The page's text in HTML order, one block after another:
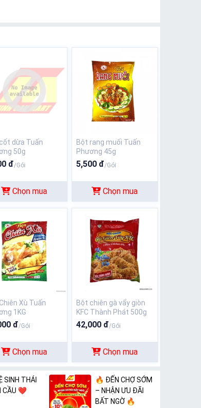
dừa Tuấn
50g
đ/Gói
Chọn mua
Bột rang muối Tuấn
Phương 45g
5,500 đ/Gói
Chọn mua
Xù Tuấn
1KG
đ/Gói
Chọn mua
Bột chiên gà vẩy giòn
KFC Thành Phát 500g
42,000 đ/Gói
Chọn mua
SINH THÁI
CẦU ❤️
🔥 ĐẾN CHỢ SỚM
– NHẬN ƯU ĐÃI
BẤT NGỜ 🔥